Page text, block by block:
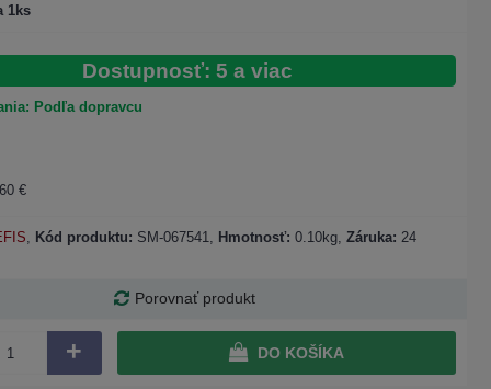
1ks
Dostupnosť: 5 a viac
Podľa dopravcu
€
, Kód produktu: SM-067541, Hmotnosť: 0.10kg, Záruka: 24
Porovnať produkt
+ DO KOŠÍKA